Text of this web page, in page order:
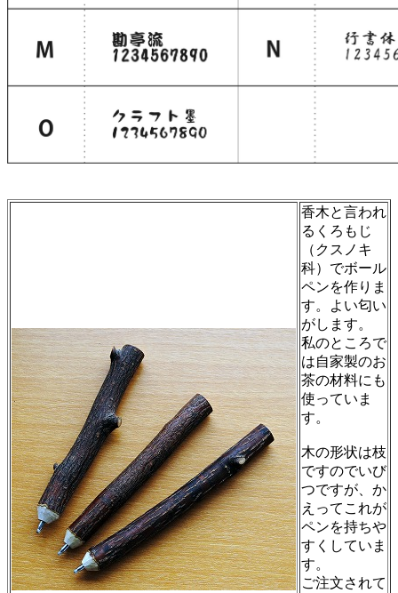
香木と言われ
るくろもじ
（クスノキ
科）でボール
ペンを作りま
す。よい匂い
がします。
私のところで
は自家製のお
茶の材料にも
使っていま
す。
木の形状は枝
ですのでいび
つですが、か
えってこれが
ペンを持ちや
すくしていま
す。
ご注文されて